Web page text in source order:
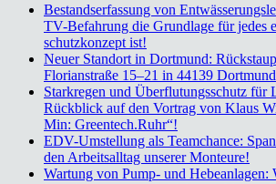
Bestands­er­fas­sung von
TV-Befah­rung die Grund­la­ge für jedes
schutz­kon­zept ist!
Neu­er Stand­ort in Dort­mund:
Flo­ri­an­stra­ße 15–21 in 44139
Stark­re­gen und Über­flu­tungs­schutz für
Rück­blick auf den Vor­trag von Klaus
Min: Greentech.Ruhr“!
EDV-Umstel­lung als Team­chan­ce:
den Arbeits­all­tag unse­rer Mon­teu­re!
War­tung von Pump- und Hebe­an­la­gen: